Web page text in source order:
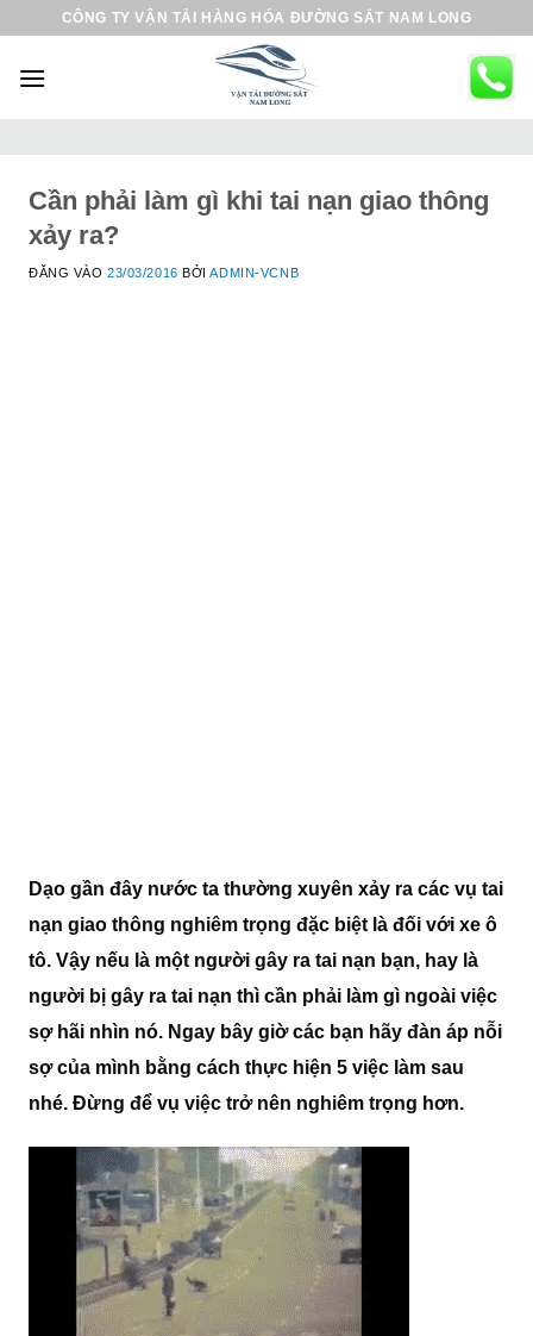
CÔNG TY VẬN TẢI HÀNG HÓA ĐƯỜNG SẮT NAM LONG
Cần phải làm gì khi tai nạn giao thông
xảy ra?
ĐĂNG VÀO23/03/2016 BỞIADMIN-VCNB
Dạo gần đây nước ta thường xuyên xảy ra các vụ tai
nạn giao thông nghiêm trọng đặc biệt là đối với xe ô
tô. Vậy nếu là một người gây ra tai nạn bạn, hay là
người bị gây ra tai nạn thì cần phải làm gì ngoài việc
sợ hãi nhìn nó. Ngay bây giờ các bạn hãy đàn áp nỗi
sợ của mình bằng cách thực hiện 5 việc làm sau
nhé. Đừng để vụ việc trở nên nghiêm trọng hơn.